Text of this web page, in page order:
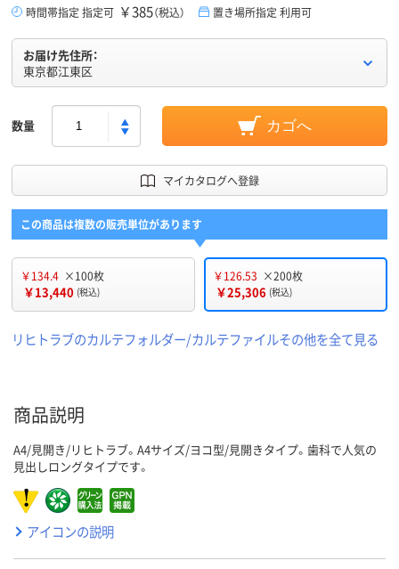
時間帯指定 指定可 ￥385（税込） 置き場所指定 利用可
お届け先住所：
東京都江東区
数量 カゴへ
マイカタログへ登録
この商品は複数の販売単位があります
￥134.4 ×100枚
￥13,440 (税込)
￥126.53 ×200枚
￥25,306 (税込)
リヒトラブのカルテフォルダー/カルテファイルその他を全て見る
商品説明
A4/見開き/リヒトラブ。A4サイズ/ヨコ型/見開きタイプ。歯科で人気の
見出しロングタイプです。
アイコンの説明